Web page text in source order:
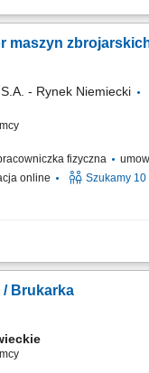
na podstawie
punktowego w procesie
do prac montażowych
maszyn
- Rynek Niemiecki
fizyczna
online Szukamy
maszyn zbrojarskich
/ Brukarka